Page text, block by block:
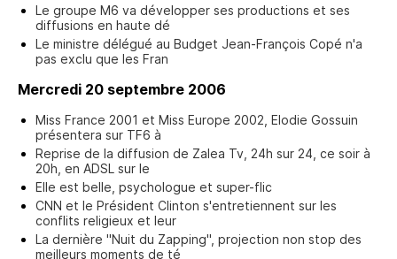
Le groupe M6 va développer ses productions et ses
diffusions en haute dé
Le ministre délégué au Budget Jean-François Copé n'a
pas exclu que les Fran
Mercredi 20 septembre 2006
Miss France 2001 et Miss Europe 2002, Elodie Gossuin
présentera sur TF6 à
Reprise de la diffusion de Zalea Tv, 24h sur 24, ce soir à
20h, en ADSL sur le
Elle est belle, psychologue et super-flic
CNN et le Président Clinton s'entretiennent sur les
conflits religieux et leur
La dernière "Nuit du Zapping", projection non stop des
meilleurs moments de té